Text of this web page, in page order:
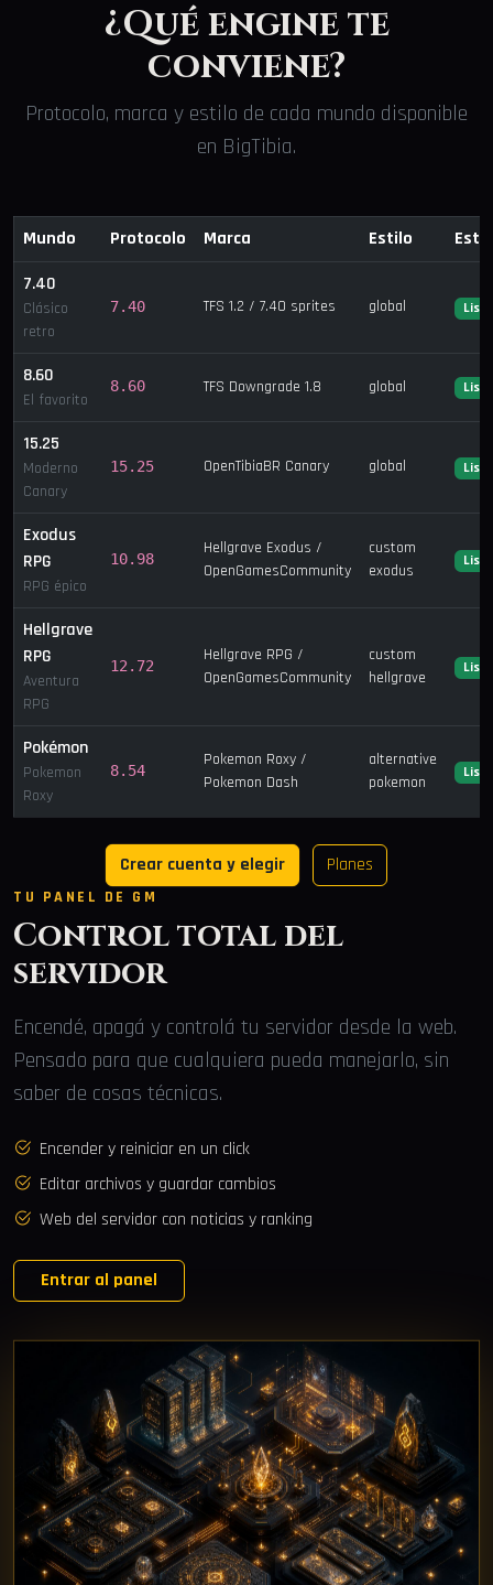
¿Qué engine te
conviene?
Protocolo, marca y estilo de cada mundo disponible
en BigTibia.
Mundo Protocolo Marca Estilo
7.40
Clásico
retro
7.40 TFS 1.2 / 7.40 sprites global Listo
8.60
El favorito
8.60 TFS Downgrade 1.8 global Listo
15.25
Moderno
Canary
15.25 OpenTibiaBR Canary global Listo
Exodus
RPG
RPG épico
10.98
Hellgrave Exodus /
OpenGamesCommunity
custom
exodus
Listo
Hellgrave
RPG
Aventura
RPG
12.72
Hellgrave RPG /
OpenGamesCommunity
custom
hellgrave
Listo
Pokémon
Pokemon
Roxy
8.54
Pokemon Roxy /
Pokemon Dash
alternative
pokemon
Listo
Crear cuenta y elegir Planes
TU PANEL DE GM
Control total del
servidor
Encendé, apagá y controlá tu servidor desde la web.
Pensado para que cualquiera pueda manejarlo, sin
saber de cosas técnicas.
Encender y reiniciar en un click
Editar archivos y guardar cambios
Web del servidor con noticias y ranking
Entrar al panel